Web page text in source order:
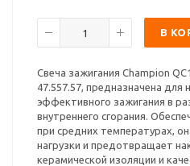
В
Свеча зажигания Champion
47.557.57, предназначена для
эффективного зажигания в
внутреннего сгорания.
при средних температурах,
нагрузки и предотвращает
керамической изоляции и